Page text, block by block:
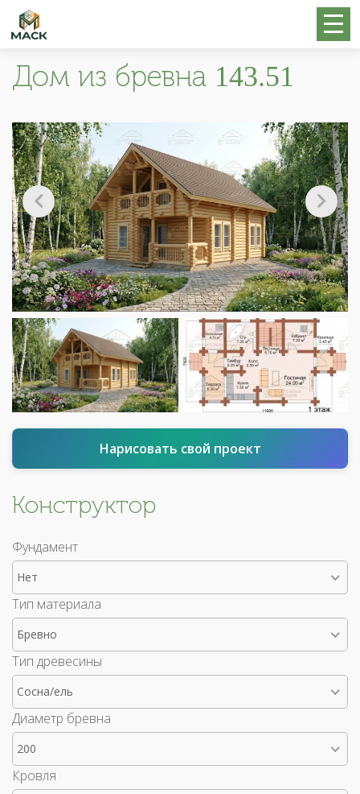
Дом из бревна 143.51
Нарисовать свой проект
Конструктор
Фундамент
Нет
Тип материала
Бревно
Тип древесины
Сосна/ель
Диаметр бревна
200
Кровля